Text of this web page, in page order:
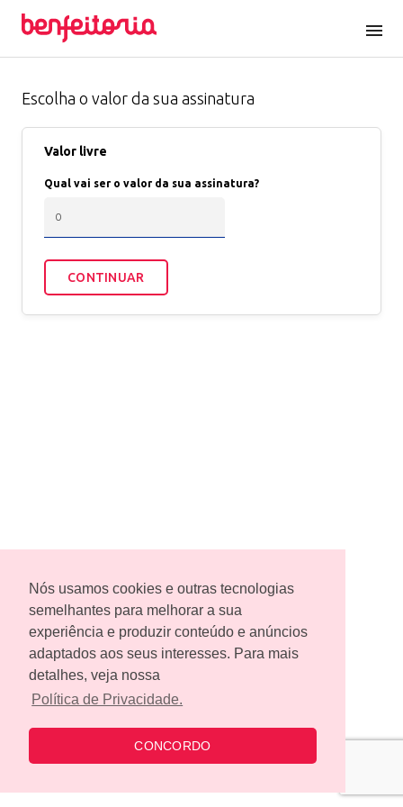
Nós usamos cookies e outras tecnologias
semelhantes para melhorar a sua
experiência e produzir conteúdo e anúncios
adaptados aos seus interesses. Para mais
detalhes, veja nossa
Política de Privacidade.
CONCORDO
menu
Escolha o valor da sua assinatura
Valor livre
Qual vai ser o valor da sua assinatura?
CONTINUAR